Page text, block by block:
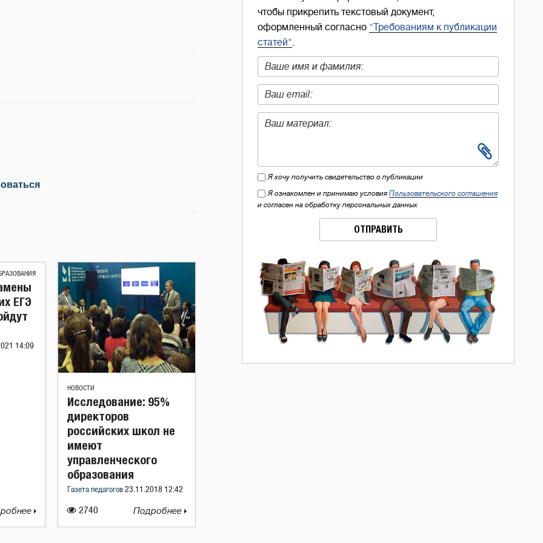
ЕГЭ
14:09
НОВОСТИ
2740
Исследование: 95%
директоров
российских школ не
имеют
управленческого
образования
Газета педагогов 23.11.2018 12:42
Подробнее
чтобы прикрепить текстовый документ,
оформленный согласно "Требованиям к публикации
статей".
Я хочу получить свидетельство о публикации
Я ознакомлен и принимаю условия Пользовательского соглашения
и согласен на обработку персональных данных
ОТПРАВИТЬ